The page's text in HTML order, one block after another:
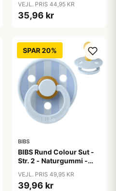
VEJL. PRIS 44,95 KR
35,96 kr
SPAR 20%
BIBS
BIBS Rund Colour Sut -
Str. 2 - Naturgummi -
Blue/Dusty Blue
VEJL. PRIS 49,95 KR
39,96 kr